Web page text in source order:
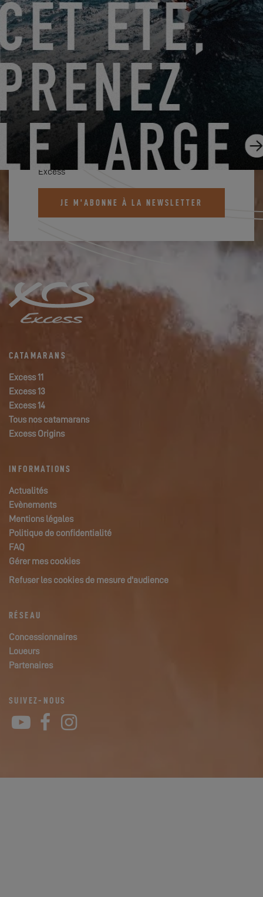
EXCESS CLINIC 2026 EN FLORIDE
EXCESS 14
ABONNEZ-VOUS À LA
NEWSLETTER EXCESS
Inscrivez-vous et restez informé des actualités
Excess
JE M'ABONNE À LA NEWSLETTER
CATAMARANS
Excess 11
Excess 13
Excess 14
Tous nos catamarans
Excess Origins
INFORMATIONS
Actualités
Evènements
Mentions légales
Politique de confidentialité
FAQ
Gérer mes cookies
Refuser les cookies de mesure d'audience
RÉSEAU
Concessionnaires
Loueurs
Partenaires
SUIVEZ-NOUS
YouTube
Facebook
Instagram